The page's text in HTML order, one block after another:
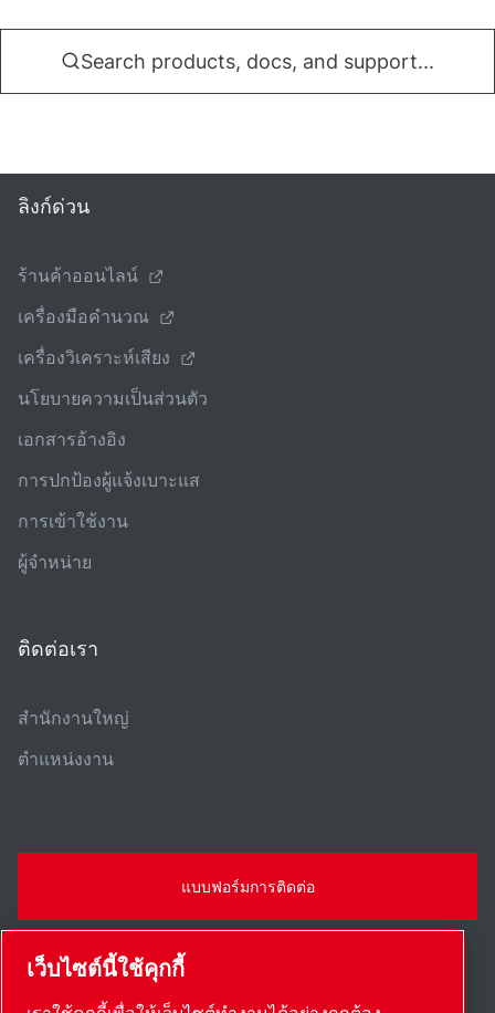
Search products, docs, and support...
ลิงก์ด่วน
ร้านค้าออนไลน์
เครื่องมือคํานวณ
เครื่องวิเคราะห์เสียง
นโยบายความเป็นส่วนตัว
เอกสารอ้างอิง
การปกป้องผู้แจ้งเบาะแส
การเข้าใช้งาน
ผู้จําหน่าย
ติดต่อเรา
สํานักงานใหญ่
ตําแหน่งงาน
แบบฟอร์มการติดต่อ
เว็บไซต์นี้ใช้คุกกี้